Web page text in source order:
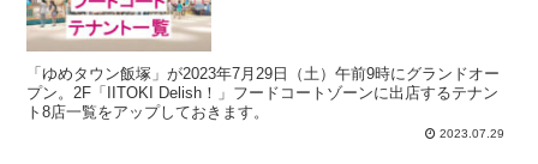
「ゆめタウン飯塚」が2023年7月29日（土）午前9時にグランドオー
プン。2F「IITOKI Delish！」フードコートゾーンに出店するテナン
ト8店一覧をアップしておきます。
2023.07.29